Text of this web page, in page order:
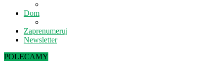
Dom
Zaprenumeruj
Newsletter
POLECAMY